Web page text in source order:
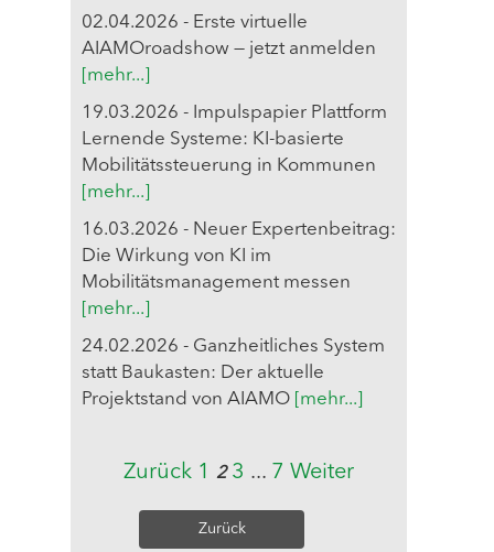
02.04.2026 - Erste virtuelle
AIAMOroadshow — jetzt anmelden
[mehr...]
19.03.2026 - Impulspapier Plattform
Lernende Systeme: KI-basierte
Mobilitätssteuerung in Kommunen
[mehr...]
16.03.2026 - Neuer Expertenbeitrag:
Die Wirkung von KI im
Mobilitätsmanagement messen
[mehr...]
24.02.2026 - Ganzheitliches System
statt Baukasten: Der aktuelle
Projektstand von AIAMO [mehr...]
Zurück 1 2 3 ... 7 Weiter
Zurück